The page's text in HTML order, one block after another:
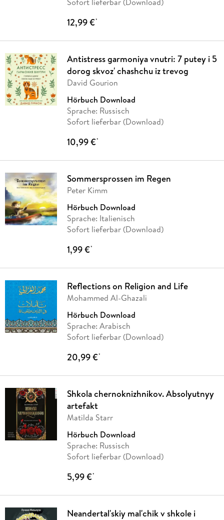
12,99 €*
Antistress garmoniya vnutri: 7 putey i 5
dorog skvoz' chashchu iz trevog
David Gourion
Hörbuch Download
Sprache: Russisch
Sofort lieferbar (Download)
10,99 €*
Sommersprossen im Regen
Peter Kimm
Hörbuch Download
Sprache: Italienisch
Sofort lieferbar (Download)
1,99 €*
Reflections on Religion and Life
Mohammed Al-Ghazali
Hörbuch Download
Sprache: Arabisch
Sofort lieferbar (Download)
20,99 €*
Shkola chernoknizhnikov. Absolyutnyy
artefakt
Matilda Starr
Hörbuch Download
Sprache: Russisch
Sofort lieferbar (Download)
5,99 €*
Neandertal'skiy mal'chik v shkole i